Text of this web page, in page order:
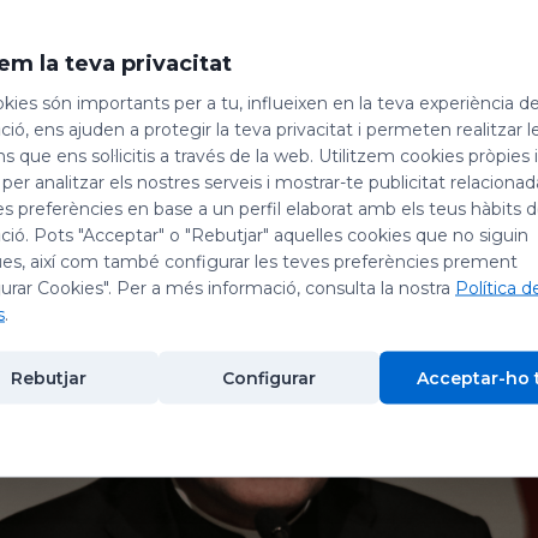
amb el Principat d’Andorra, amb el qual quasi un segle
i agraïment per aquell acolliment que va rebre enmig
i bèl·lica que vivia el país.
la teva privacitat
són importants per a tu, influeixen en la teva experiència de
ens ajuden a protegir la teva privacitat i permeten realitzar
que ens sol·licitis a través de la web. Utilitzem cookies pròpies
analitzar els nostres serveis i mostrar-te publicitat
preferències en base a un perfil elaborat amb els teus hàbits
Pots "Acceptar" o "Rebutjar" aquelles cookies que no siguin
així com també configurar les teves preferències prement
Cookies". Per a més informació, consulta la nostra Política
.
Rebutjar Configurar Acceptar-ho